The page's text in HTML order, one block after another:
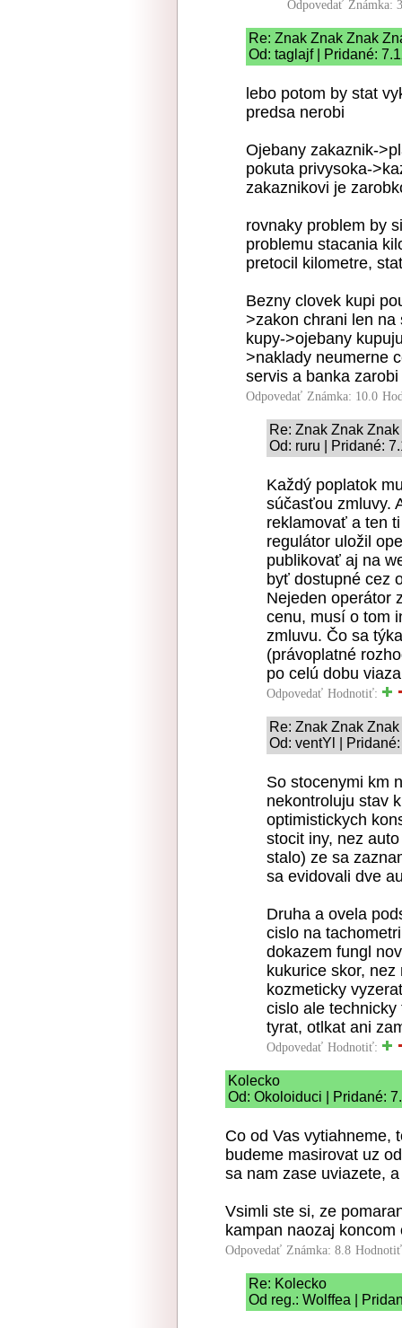
Odpovedať Známka:
Re: Znak Znak Znak
Od: taglajf | Pridané:
lebo potom by stat
predsa nerobi
Ojebany zakaznik-
pokuta privysoka-
zakaznikovi je
rovnaky problem by
problemu stacania
pretocil kilometre,
Bezny clovek kupi
>zakon chrani len na
kupy->ojebany
>naklady neumerne
servis a banka
Odpovedať Známka: 10.0
Re: Znak Znak
Od: ruru | Pridané:
Každý poplatok
súčasťou zmluvy.
reklamovať a ten
regulátor uložil
publikovať aj na
byť dostupné cez
Nejeden operátor
cenu, musí o tom
zmluvu. Čo sa
(právoplatné
po celú dobu
Odpovedať Hodnotiť:
Re: Znak Znak
Od: ventYl |
So stocenymi km
nekontroluju stav
optimistickych
stocit iny, nez
stalo) ze sa
sa evidovali dve
Druha a ovela
cislo na
dokazem fungl
kukurice skor,
kozmeticky
cislo ale technicky
tyrat, otlkat ani
Odpovedať Hodnotiť:
Kolecko
Od: Okoloiduci | Pridané:
Co od Vas vytiahneme,
budeme masirovat uz
sa nam zase uviazete,
Vsimli ste si, ze
kampan naozaj koncom
Odpovedať Známka: 8.8
Re: Kolecko
Od reg.: Wolffea |